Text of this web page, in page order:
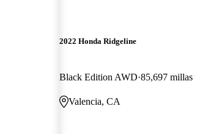
2022 Honda Ridgeline
Black Edition AWD 85,697 millas
Valencia, CA